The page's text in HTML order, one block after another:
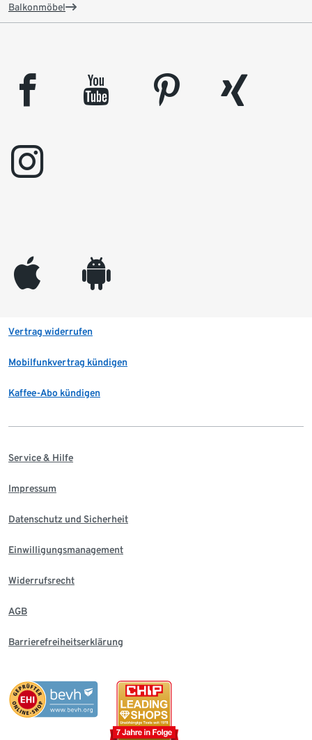
Balkonmöbel
facebook youtube pinterest
xing
instagram
appleinc android
Vertrag widerrufen
Mobilfunkvertrag kündigen
Kaffee-Abo kündigen
Service & Hilfe
Impressum
Datenschutz und Sicherheit
Einwilligungsmanagement
Widerrufsrecht
AGB
Barrierefreiheitserklärung